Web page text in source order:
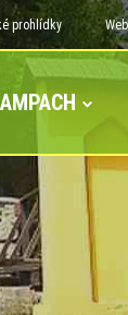
prohlídky